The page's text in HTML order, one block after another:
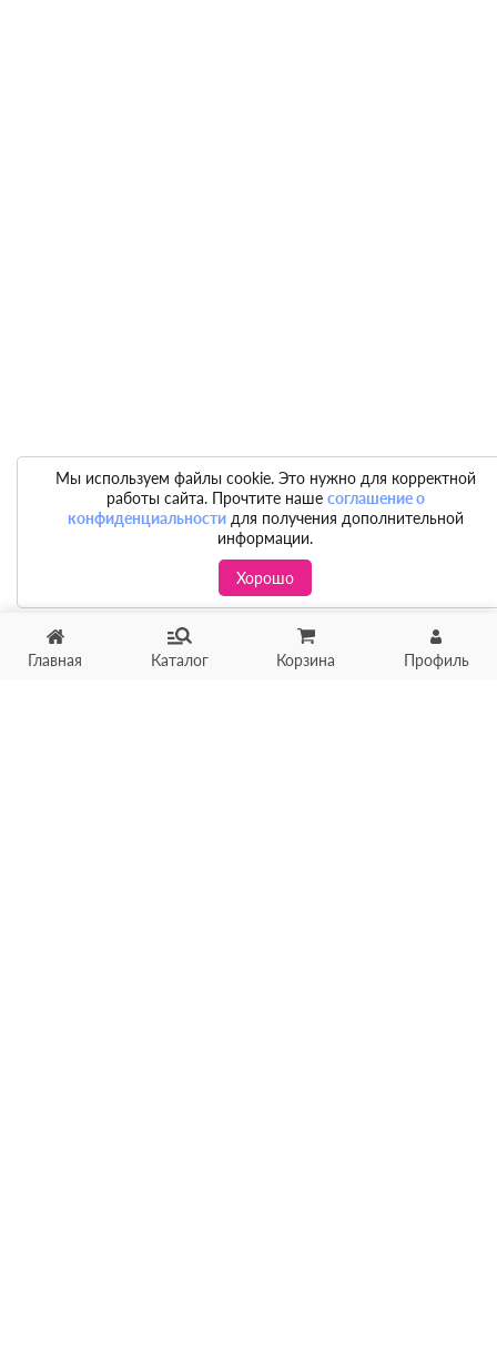
Главная Каталог Корзина Профиль
Мы используем файлы cookie. Это нужно для корректной
работы сайта. Прочтите наше соглашение о
конфиденциальностидля получения дополнительной
информации.
Хорошо